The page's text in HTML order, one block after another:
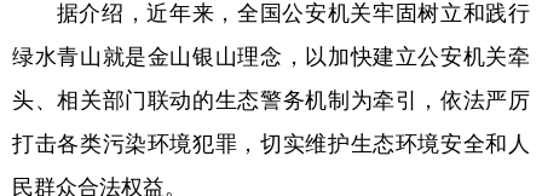
北京 天津 河北 山西
辽宁 吉林 上海 江苏
浙江 安徽 福建 江西
据介绍，近年来，全国公安机关牢固树立和践行
绿水青山就是金山银山理念，以加快建立公安机关牵
头、相关部门联动的生态警务机制为牵引，依法严厉
打击各类污染环境犯罪，切实维护生态环境安全和人
民群众合法权益。